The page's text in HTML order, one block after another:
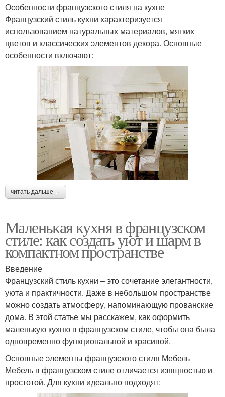
Особенности французского стиля на кухне
Французский стиль кухни характеризуется
использованием натуральных материалов, мягких
цветов и классических элементов декора. Основные
особенности включают:
читать дальше →
Маленькая кухня в французском
стиле: как создать уют и шарм в
компактном пространстве
Введение
Французский стиль кухни – это сочетание элегантности,
уюта и практичности. Даже в небольшом пространстве
можно создать атмосферу, напоминающую прованские
дома. В этой статье мы расскажем, как оформить
маленькую кухню в французском стиле, чтобы она была
одновременно функциональной и красивой.
Основные элементы французского стиля Мебель
Мебель в французском стиле отличается изящностью и
простотой. Для кухни идеально подходят: